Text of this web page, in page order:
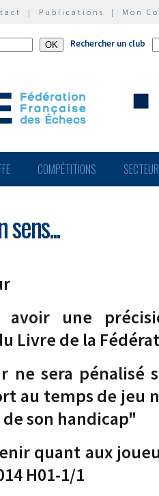
| Publications | Mon
Rechercher un club
COMPÉTITIONS
sens...
avoir une
Livre de la
ne sera pénalisé
au temps de jeu
son handicap"
quant aux
H01-1/1